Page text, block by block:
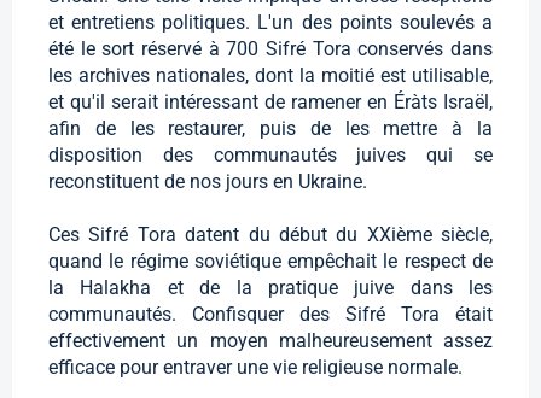
et entretiens politiques. L'un des points soulevés a
été le sort réservé à 700 Sifré Tora conservés dans
les archives nationales, dont la moitié est utilisable,
et qu'il serait intéressant de ramener en Éràts Israël,
afin de les restaurer, puis de les mettre à la
disposition des communautés juives qui se
reconstituent de nos jours en Ukraine.
Ces Sifré Tora datent du début du XXième siècle,
quand le régime soviétique empêchait le respect de
la Halakha et de la pratique juive dans les
communautés. Confisquer des Sifré Tora était
effectivement un moyen malheureusement assez
efficace pour entraver une vie religieuse normale.